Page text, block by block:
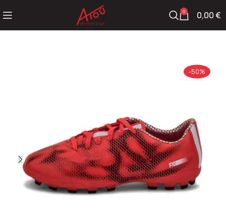
0 0,00€
-50%